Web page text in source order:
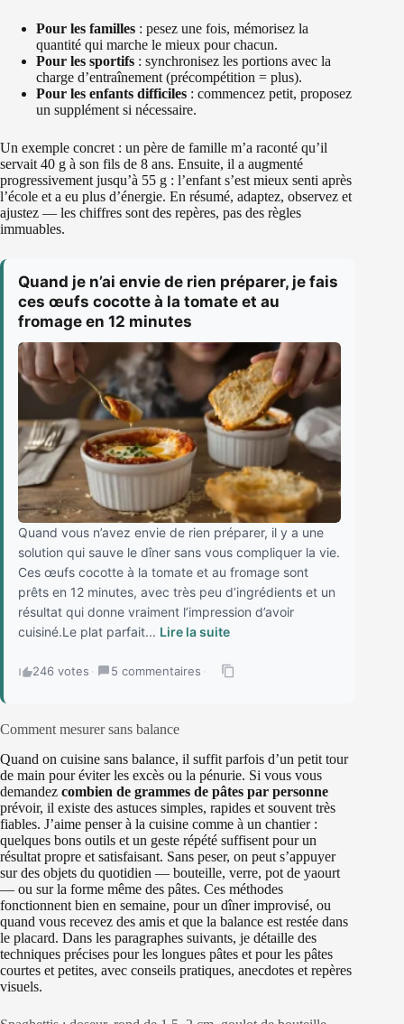
Pour les familles : pesez une fois, mémorisez la
quantité qui marche le mieux pour chacun.
Pour les sportifs : synchronisez les portions avec la
charge d’entraînement (précompétition = plus).
Pour les enfants difficiles : commencez petit, proposez
un supplément si nécessaire.
Un exemple concret : un père de famille m’a raconté qu’il
servait 40 g à son fils de 8 ans. Ensuite, il a augmenté
progressivement jusqu’à 55 g : l’enfant s’est mieux senti après
l’école et a eu plus d’énergie. En résumé, adaptez, observez et
ajustez — les chiffres sont des repères, pas des règles
immuables.
Quand je n’ai envie de rien préparer, je fais
ces œufs cocotte à la tomate et au
fromage en 12 minutes
Quand vous n’avez envie de rien préparer, il y a une
solution qui sauve le dîner sans vous compliquer la vie.
Ces œufs cocotte à la tomate et au fromage sont
prêts en 12 minutes, avec très peu d’ingrédients et un
résultat qui donne vraiment l’impression d’avoir
cuisiné.Le plat parfait... Lire la suite
246 votes · 5 commentaires ·
Comment mesurer sans balance
Quand on cuisine sans balance, il suffit parfois d’un petit tour
de main pour éviter les excès ou la pénurie. Si vous vous
demandez combien de grammes de pâtes par personne
prévoir, il existe des astuces simples, rapides et souvent très
fiables. J’aime penser à la cuisine comme à un chantier :
quelques bons outils et un geste répété suffisent pour un
résultat propre et satisfaisant. Sans peser, on peut s’appuyer
sur des objets du quotidien — bouteille, verre, pot de yaourt
— ou sur la forme même des pâtes. Ces méthodes
fonctionnent bien en semaine, pour un dîner improvisé, ou
quand vous recevez des amis et que la balance est restée dans
le placard. Dans les paragraphes suivants, je détaille des
techniques précises pour les longues pâtes et pour les pâtes
courtes et petites, avec conseils pratiques, anecdotes et repères
visuels.